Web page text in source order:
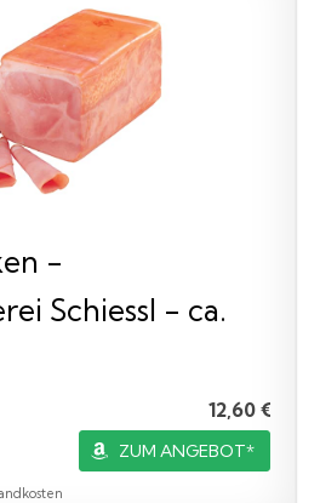
-
Schiessl - ca.
12,60 €
ZUM ANGEBOT*